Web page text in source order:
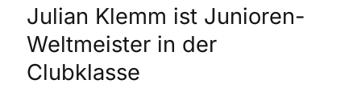
Julian Klemm ist Junioren-
Weltmeister in der
Clubklasse
Junioren-
Weltmeister
in